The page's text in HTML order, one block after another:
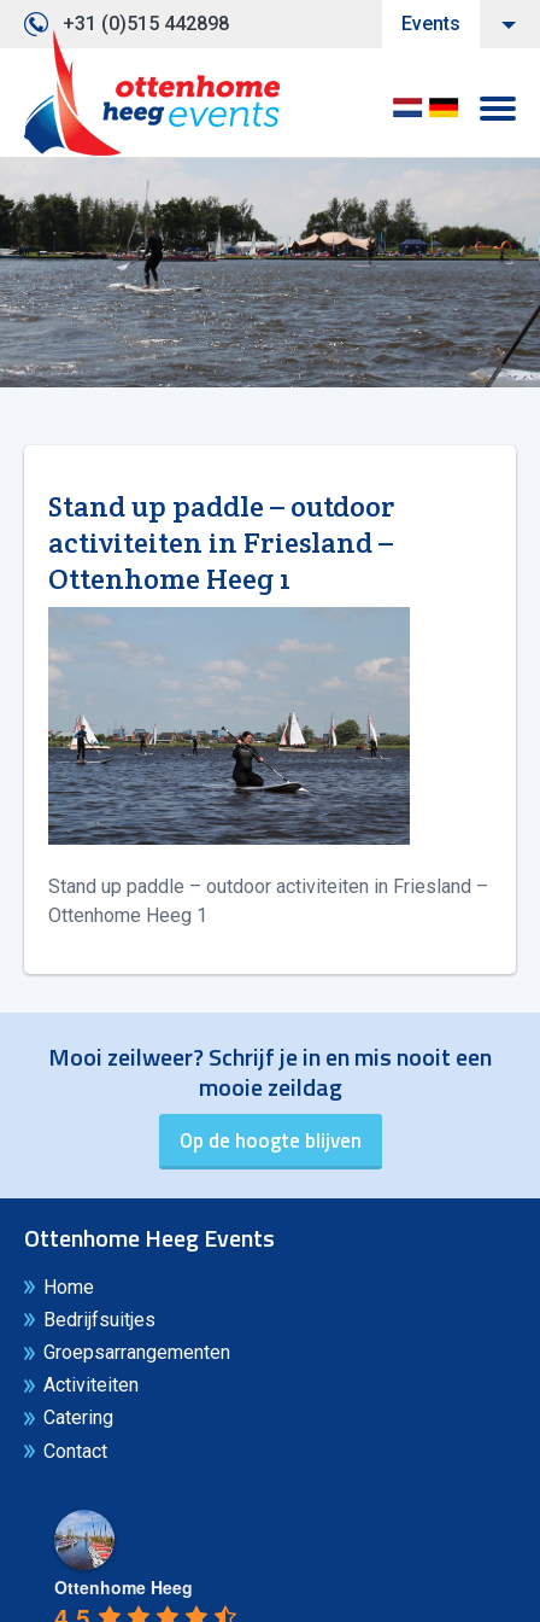
+31 (0)515 442898 Events
Stand up paddle – outdoor
activiteiten in Friesland –
Ottenhome Heeg 1
Stand up paddle – outdoor activiteiten in Friesland –
Ottenhome Heeg 1
Mooi zeilweer? Schrijf je in en mis nooit een
mooie zeildag
Ottenhome Heeg Events
Home
Bedrijfsuitjes
Groepsarrangementen
Activiteiten
Catering
Contact
Ottenhome Heeg